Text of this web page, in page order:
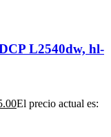
L2540dw, hl-
El precio actual es: